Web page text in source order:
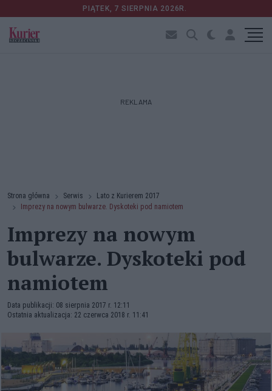
PIĄTEK, 7 SIERPNIA 2026R.
REKLAMA
Strona główna Serwis
Lato z Kurierem 2017
Imprezy na nowym bulwarze. Dyskoteki pod namiotem
Imprezy na nowym
bulwarze. Dyskoteki pod
namiotem
Data publikacji: 08 sierpnia 2017 r. 12:11
Ostatnia aktualizacja: 22 czerwca 2018 r. 11:41